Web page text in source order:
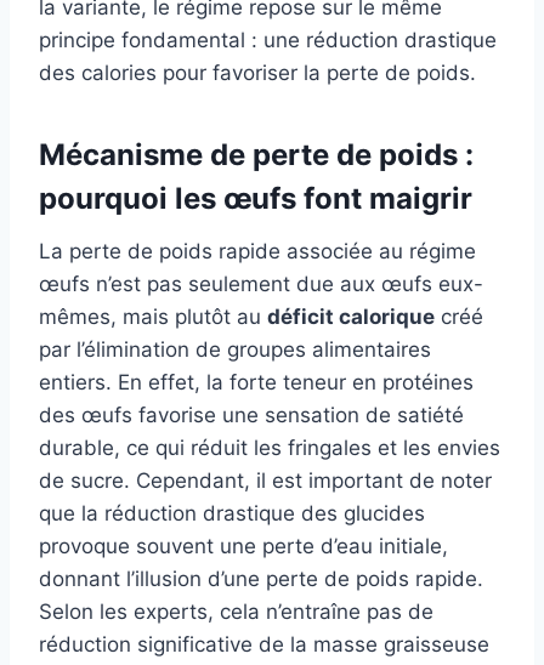
la variante, le régime repose sur le même
principe fondamental : une réduction drastique
des calories pour favoriser la perte de poids.
Mécanisme de perte de poids :
pourquoi les œufs font maigrir
La perte de poids rapide associée au régime
œufs n’est pas seulement due aux œufs eux-
mêmes, mais plutôt au déficit calorique créé
par l’élimination de groupes alimentaires
entiers. En effet, la forte teneur en protéines
des œufs favorise une sensation de satiété
durable, ce qui réduit les fringales et les envies
de sucre. Cependant, il est important de noter
que la réduction drastique des glucides
provoque souvent une perte d’eau initiale,
donnant l’illusion d’une perte de poids rapide.
Selon les experts, cela n’entraîne pas de
réduction significative de la masse graisseuse